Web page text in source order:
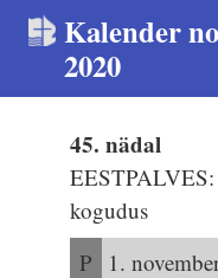
Kalender
2020
45. nädal
kogudus
P
1.